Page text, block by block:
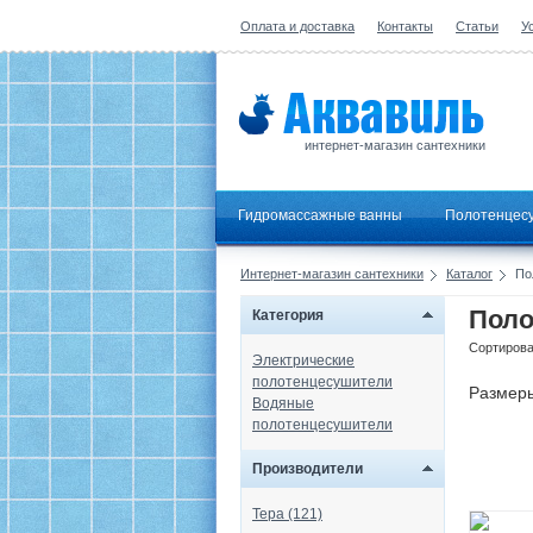
Оплата и доставка Контакты Статьи
интернет-магазин сантехники
Гидромассажные ванны
Интернет-магазин сантехники Каталог
Категория
Электрические
полотенцесушители
Водяные
полотенцесушители
Производители
Тера (121)